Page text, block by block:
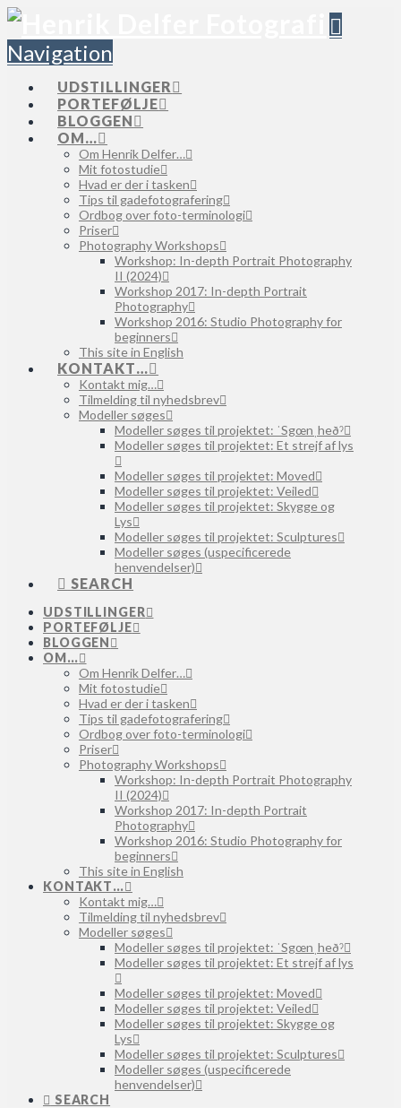
Navigation
UDSTILLINGER
PORTEFØLJE
BLOGGEN
OM…
Om Henrik Delfer…
Mit fotostudie
Hvad er der i tasken
Tips til gadefotografering
Ordbog over foto-terminologi
Priser
Photography Workshops
Workshop: In-depth Portrait Photography
II (2024)
Workshop 2017: In-depth Portrait
Photography
Workshop 2016: Studio Photography for
beginners
This site in English
KONTAKT…
Kontakt mig…
Tilmelding til nyhedsbrev
Modeller søges
Modeller søges til projektet: ˈSgœnˌheðˀ
Modeller søges til projektet: Et strejf af lys
Modeller søges til projektet: Moved
Modeller søges til projektet: Veiled
Modeller søges til projektet: Skygge og
Lys
Modeller søges til projektet: Sculptures
Modeller søges (uspecificerede
henvendelser)
SEARCH
UDSTILLINGER
PORTEFØLJE
BLOGGEN
OM…
Om Henrik Delfer…
Mit fotostudie
Hvad er der i tasken
Tips til gadefotografering
Ordbog over foto-terminologi
Priser
Photography Workshops
Workshop: In-depth Portrait Photography
II (2024)
Workshop 2017: In-depth Portrait
Photography
Workshop 2016: Studio Photography for
beginners
This site in English
KONTAKT…
Kontakt mig…
Tilmelding til nyhedsbrev
Modeller søges
Modeller søges til projektet: ˈSgœnˌheðˀ
Modeller søges til projektet: Et strejf af lys
Modeller søges til projektet: Moved
Modeller søges til projektet: Veiled
Modeller søges til projektet: Skygge og
Lys
Modeller søges til projektet: Sculptures
Modeller søges (uspecificerede
henvendelser)
SEARCH